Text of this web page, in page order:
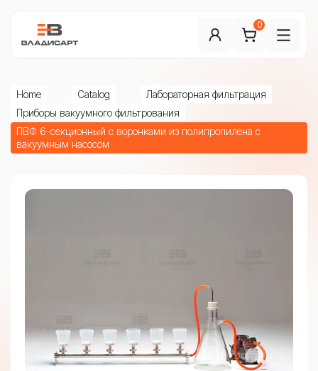
0
Home Catalog
Лабораторная фильтрация
Приборы вакуумного фильтрования
ПВФ 6-секционный с воронками из полипропилена с
вакуумным насосом